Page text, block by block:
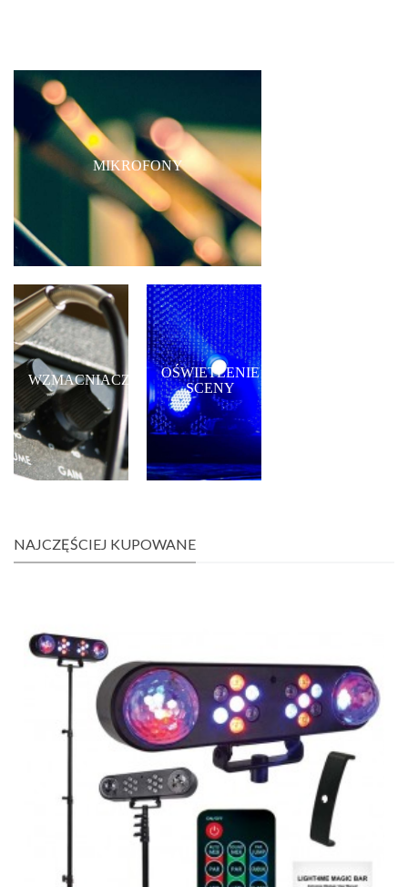
MIKROFONY
WZMACNIACZE
OŚWIETLENIE
SCENY
NAJCZĘŚCIEJ KUPOWANE